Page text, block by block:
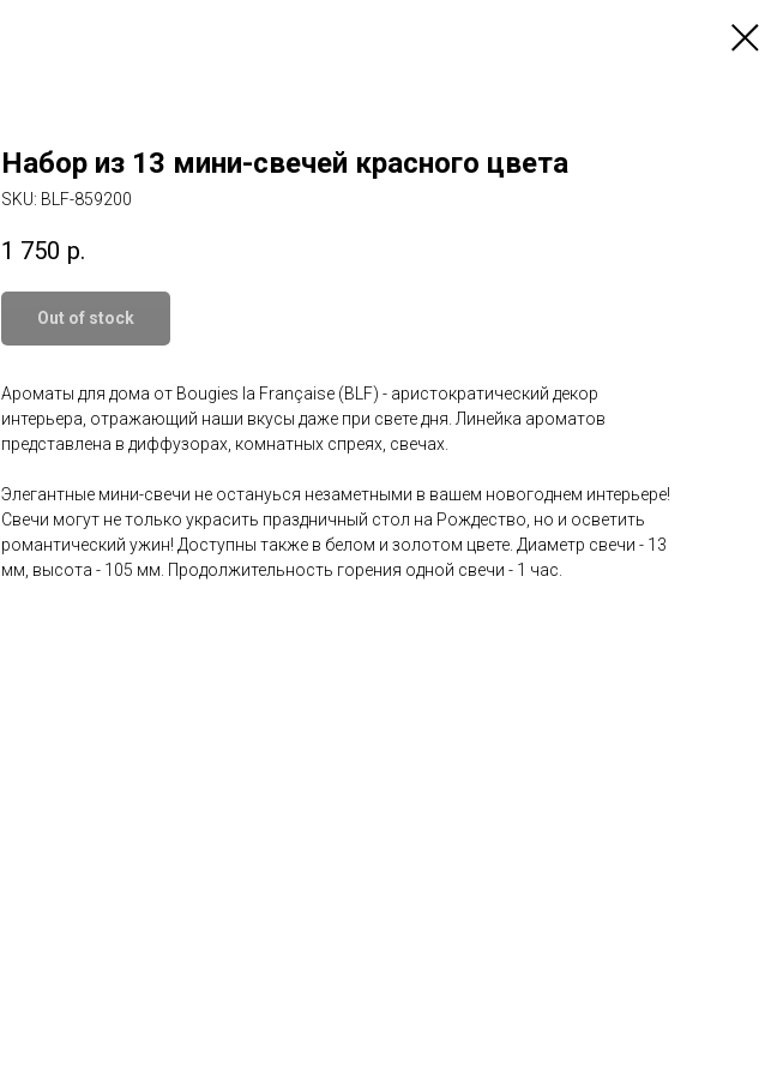
Набор из 13 мини-свечей красного цвета
SKU: BLF-859200
1 750 р.
Out of stock
Ароматы для дома от Bougies la Française (BLF) - аристократический декор
интерьера, отражающий наши вкусы даже при свете дня. Линейка ароматов
представлена в диффузорах, комнатных спреях, свечах.
Элегантные мини-свечи не остануься незаметными в вашем новогоднем интерьере!
Свечи могут не только украсить праздничный стол на Рождество, но и осветить
романтический ужин! Доступны также в белом и золотом цвете. Диаметр свечи - 13
мм, высота - 105 мм. Продолжительность горения одной свечи - 1 час.